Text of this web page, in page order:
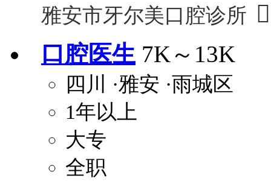
雅安市牙尔美口腔诊所 
口腔医生 7K～13K
四川 ·雅安 ·雨城区
1年以上
大专
全职